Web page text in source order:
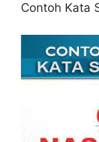
Contoh Kata